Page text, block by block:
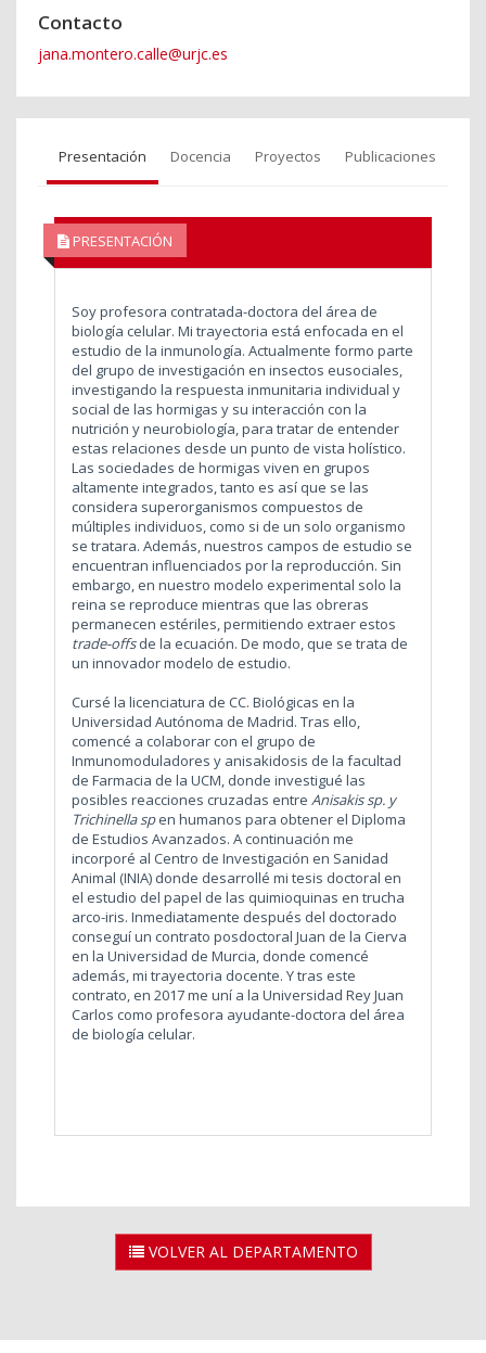
Contacto
jana.montero.calle@urjc.es
Presentación Docencia Proyectos Publicaciones
PRESENTACIÓN
Soy profesora contratada-doctora del área de
biología celular. Mi trayectoria está enfocada en el
estudio de la inmunología. Actualmente formo parte
del grupo de investigación en insectos eusociales,
investigando la respuesta inmunitaria individual y
social de las hormigas y su interacción con la
nutrición y neurobiología, para tratar de entender
estas relaciones desde un punto de vista holístico.
Las sociedades de hormigas viven en grupos
altamente integrados, tanto es así que se las
considera superorganismos compuestos de
múltiples individuos, como si de un solo organismo
se tratara. Además, nuestros campos de estudio se
encuentran influenciados por la reproducción. Sin
embargo, en nuestro modelo experimental solo la
reina se reproduce mientras que las obreras
permanecen estériles, permitiendo extraer estos
trade-offs de la ecuación. De modo, que se trata de
un innovador modelo de estudio.
Cursé la licenciatura de CC. Biológicas en la
Universidad Autónoma de Madrid. Tras ello,
comencé a colaborar con el grupo de
Inmunomoduladores y anisakidosis de la facultad
de Farmacia de la UCM, donde investigué las
posibles reacciones cruzadas entre Anisakis sp. y
Trichinella spen humanos para obtener el Diploma
de Estudios Avanzados. A continuación me
incorporé al Centro de Investigación en Sanidad
Animal (INIA) donde desarrollé mi tesis doctoral en
el estudio del papel de las quimioquinas en trucha
arco-iris. Inmediatamente después del doctorado
conseguí un contrato posdoctoral Juan de la Cierva
en la Universidad de Murcia, donde comencé
además, mi trayectoria docente. Y tras este
contrato, en 2017 me uní a la Universidad Rey Juan
Carlos como profesora ayudante-doctora del área
de biología celular.
VOLVER AL DEPARTAMENTO